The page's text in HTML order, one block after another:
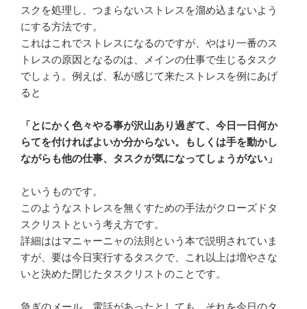
スクを処理し、つまらないストレスを溜め込まないよう
にする方法です。
これはこれでストレスになるのですが、やはり一番のス
トレスの原因となるのは、メインの仕事で生じるタスク
でしょう。例えば、私が感じて来たストレスを例にあげ
ると
「とにかく色々やる事が沢山あり過ぎて、今日一日何か
らてを付ければよいか分からない。もしくは手を動かし
ながらも他の仕事、タスクが気になってしょうがない」
というものです。
このようなストレスを無くすための手法がクローズドタ
スクリストという考え方です。
詳細ははマニャーニャの法則という本で説明されていま
すが、要は今日実行するタスクで、これ以上は増やさな
いと決めた閉じたタスクリストのことです。
急ぎのメール、電話があったとしても、それを今日のタ